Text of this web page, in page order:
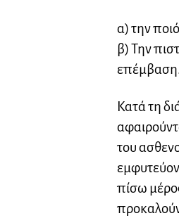
α) την
β) Την
Κατά τη
του
πίσω